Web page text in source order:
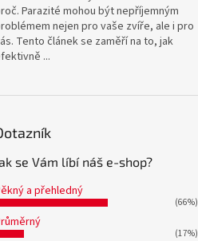
Parazité mohou být nepříjemným
nejen pro vaše zvíře, ale i pro
Tento článek se zaměří na to, jak
...
se Vám líbí náš e-shop?
a přehledný
(66%)
(17%)